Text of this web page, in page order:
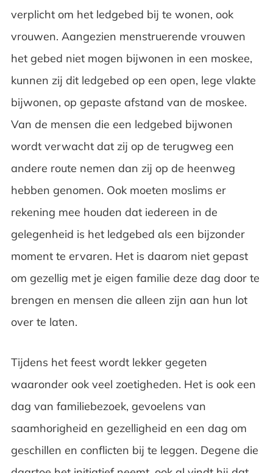
verplicht om het ledgebed bij te wonen, ook
vrouwen. Aangezien menstruerende vrouwen
het gebed niet mogen bijwonen in een moskee,
kunnen zij dit ledgebed op een open, lege vlakte
bijwonen, op gepaste afstand van de moskee.
Van de mensen die een ledgebed bijwonen
wordt verwacht dat zij op de terugweg een
andere route nemen dan zij op de heenweg
hebben genomen. Ook moeten moslims er
rekening mee houden dat iedereen in de
gelegenheid is het ledgebed als een bijzonder
moment te ervaren. Het is daarom niet gepast
om gezellig met je eigen familie deze dag door te
brengen en mensen die alleen zijn aan hun lot
over te laten.
Tijdens het feest wordt lekker gegeten
waaronder ook veel zoetigheden. Het is ook een
dag van familiebezoek, gevoelens van
saamhorigheid en gezelligheid en een dag om
geschillen en conflicten bij te leggen. Degene die